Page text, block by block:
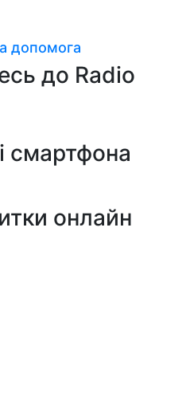
допомога
до Radio
смартфона
онлайн